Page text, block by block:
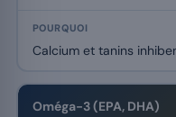
Calcium et tanins
Oméga-3 (EPA, DHA)